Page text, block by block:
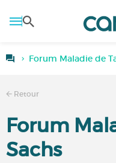
Forum Maladie de
Retour
Forum
Sachs